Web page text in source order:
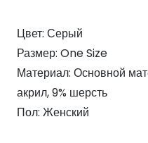
Цвет: Серый
Размер: One Size
Материал: Основной
акрил, 9% шерсть
Пол: Женский